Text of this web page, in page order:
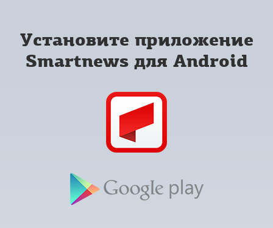
Установите приложение
Smartnews для Android